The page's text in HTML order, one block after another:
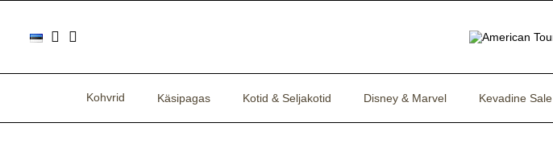
Kohvrid Käsipagas Kotid & Seljakotid Disney & Marvel Kevadine Sale